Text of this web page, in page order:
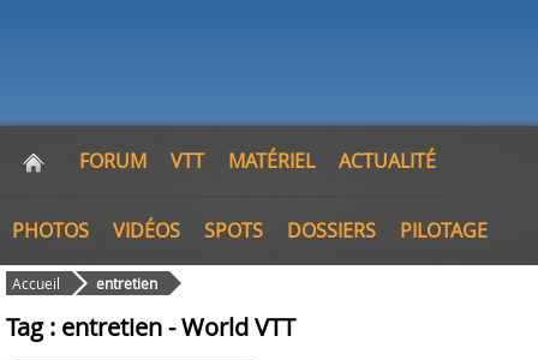
FORUM VTT MATÉRIEL ACTUALITÉ
PHOTOS VIDÉOS SPOTS DOSSIERS PILOTAGE
Accueil entretien
Tag : entretien - World VTT